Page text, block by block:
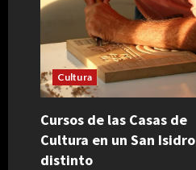
Cultura
Cursos de las Casas de
Cultura en un San Isidro
distinto